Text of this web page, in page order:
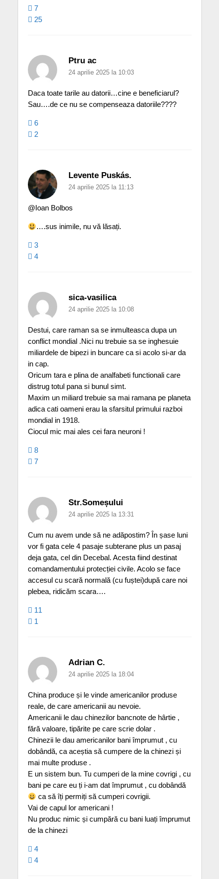
7
25
Ptru ac
24 aprilie 2025 la 10:03
Daca toate tarile au datorii…cine e beneficiarul?
Sau….de ce nu se compenseaza datoriile????
6
2
Levente Puskás.
24 aprilie 2025 la 11:13
@Ioan Bolbos
….sus inimile, nu vă lăsați.
3
4
sica-vasilica
24 aprilie 2025 la 10:08
Destui, care raman sa se inmulteasca dupa un
conflict mondial .Nici nu trebuie sa se inghesuie
miliardele de bipezi in buncare ca si acolo si-ar da
in cap.
Oricum tara e plina de analfabeti functionali care
distrug totul pana si bunul simt.
Maxim un miliard trebuie sa mai ramana pe planeta
adica cati oameni erau la sfarsitul primului razboi
mondial in 1918.
Ciocul mic mai ales cei fara neuroni !
8
7
Str.Someșului
24 aprilie 2025 la 13:31
Cum nu avem unde să ne adăpostim? În șase luni
vor fi gata cele 4 pasaje subterane plus un pasaj
deja gata, cel din Decebal. Acesta fiind destinat
comandamentului protecției civile. Acolo se face
accesul cu scară normală (cu fuștei)după care noi
plebea, ridicăm scara….
11
1
Adrian C.
24 aprilie 2025 la 18:04
China produce și le vinde americanilor produse
reale, de care americanii au nevoie.
Americanii le dau chinezilor bancnote de hârtie ,
fără valoare, tipărite pe care scrie dolar .
Chinezii le dau americanilor bani împrumut , cu
dobândă, ca aceștia să cumpere de la chinezi și
mai multe produse .
E un sistem bun. Tu cumperi de la mine covrigi , cu
bani pe care eu ți i-am dat împrumut , cu dobândă
ca să îți permiți să cumperi covrigii.
Vai de capul lor americani !
Nu produc nimic și cumpără cu bani luați împrumut
de la chinezi
4
4